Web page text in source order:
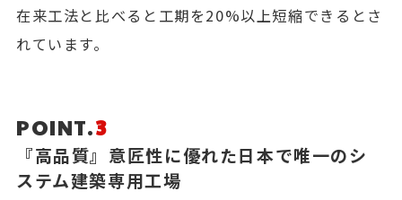
在来工法と比べると工期を20%以上短縮できるとさ
れています。
POINT.3
『高品質』意匠性に優れた日本で唯一のシ
ステム建築専用工場